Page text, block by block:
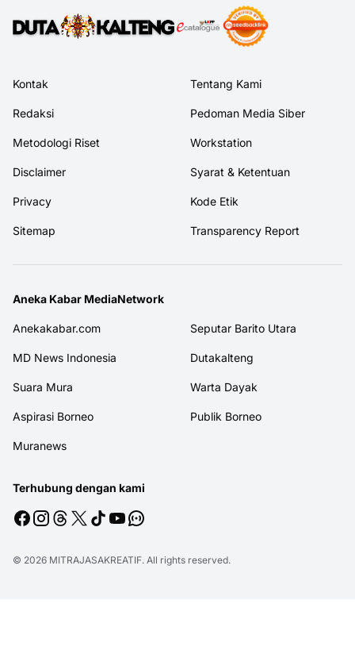
Kontak Tentang Kami
Redaksi Pedoman Media Siber
Metodologi Riset Workstation
Disclaimer Syarat & Ketentuan
Privacy Kode Etik
Sitemap Transparency Report
Aneka Kabar MediaNetwork
Anekakabar.com Seputar Barito Utara
MD News Indonesia Dutakalteng
Suara Mura Warta Dayak
Aspirasi Borneo Publik Borneo
Muranews
Terhubung dengan kami
© 2026 MITRAJASAKREATIF. All rights reserved.